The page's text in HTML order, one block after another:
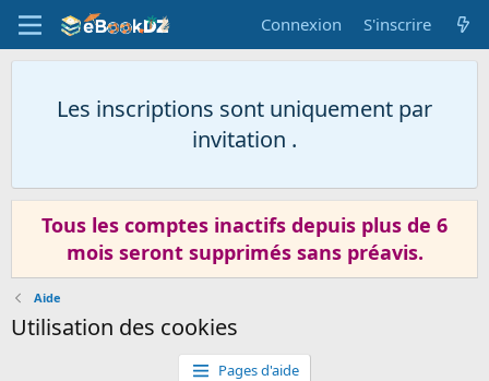
Connexion S'inscrire
Les inscriptions sont uniquement par
invitation .
Tous les comptes inactifs depuis plus de 6
mois seront supprimés sans préavis.
Aide
Utilisation des cookies
Pages d'aide